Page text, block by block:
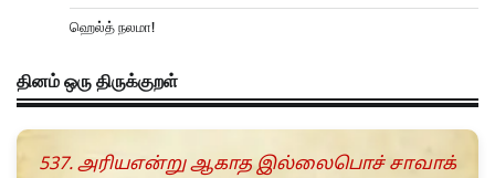
ஹெல்த் நலமா!
தினம் ஒரு திருக்குறள்
537. அரியஎன்று ஆகாத இல்லைபொச் சாவாக்